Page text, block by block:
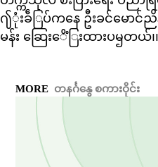
႟ုံးခဵြပ်ကနေ ဦးခင်မော
မန်း ဆြေးေိံြးထားပၝတယ်၊၊
MORE တနင်္ဂနွေ စကားဝိုင်း